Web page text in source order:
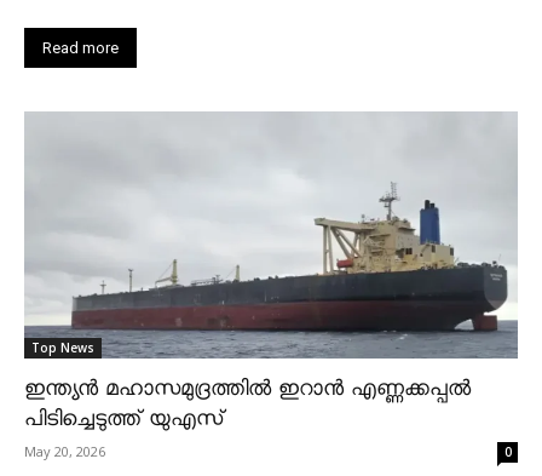
Read more
Top News
ഇന്ത്യൻ മഹാസമുദ്രത്തിൽ ഇറാൻ എണ്ണക്കപ്പൽ
പിടിച്ചെടുത്ത് യുഎസ്
May 20, 2026 0